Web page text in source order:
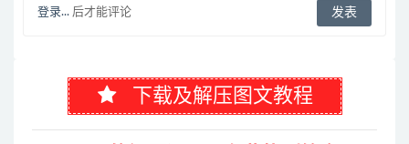
登录... 后才能评论
下载及解压图文教程